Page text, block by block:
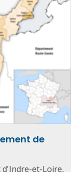
de
d'Indre-et-Loire,